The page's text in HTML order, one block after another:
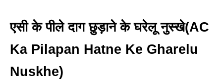
एसी के पीले दाग छुड़ाने के घरेलू नुस्खे(AC
Ka Pilapan Hatne Ke Gharelu
Nuskhe)